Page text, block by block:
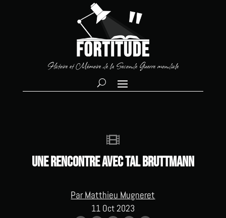
Histoire et Mémoire de la Seconde Guerre mondiale

Une rencontre avec Tal Bruttmann
Par Matthieu Mugneret
11 Oct 2023